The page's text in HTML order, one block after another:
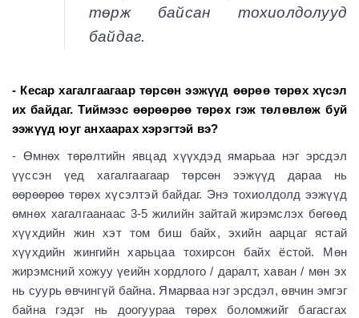
төрж байсан тохиолдолууд
байдаг.
- Кесар хагалгаагаар төрсөн ээжүүд өөрөө төрөх хүсэл
их байдаг. Тиймээс өөрөөрөө төрөх гэж төлөвлөж буй
ээжүүд юуг анхаарах хэрэгтэй вэ?
- Өмнөх төрөлтийн явцад хүүхдэд ямарьаа нэг эрсдэл
үүссэн үед хагалгаагаар төрсөн ээжүүд дараа нь
өөрөөрөө төрөх хүсэлтэй байдаг. Энэ тохиолдолд ээжүүд
өмнөх хагалгаанаас 3-5 жилийн зайтай жирэмслэх бөгөөд
хүүхдийн жин хэт том биш байх, эхийн аарцаг ястай
хүүхдийн жингийн харьцаа тохирсон байх ёстой. Мөн
жирэмсний хожуу үеийн хордлого / даралт, хаван / мөн эх
нь суурь өвчингүй байна. Ямарваа нэг эрсдэл, өвчин эмгэг
байна гэдэг нь доогуураа төрөх боломжийг багасгах